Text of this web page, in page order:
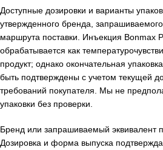
Доступные дозировки и варианты
утвержденного бренда,
маршрута поставки. Инъекция Bonmax
обрабатывается как
продукт; однако окончательная
быть подтверждены с учетом текущей
требований покупателя. Мы не
упаковки без проверки.
Бренд или запрашиваемый эквивалент
Дозировка и форма выпуска